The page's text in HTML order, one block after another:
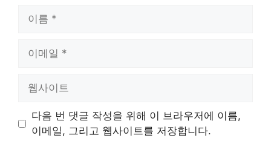
트
다음 번 댓글 작성을 위해 이 브라우저에 이름,
이메일, 그리고 웹사이트를 저장합니다.